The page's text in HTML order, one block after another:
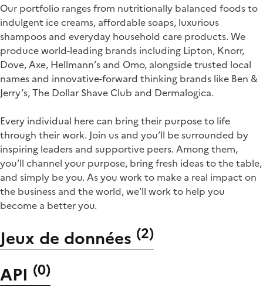
Our portfolio ranges from nutritionally balanced foods to
indulgent ice creams, affordable soaps, luxurious
shampoos and everyday household care products. We
produce world-leading brands including Lipton, Knorr,
Dove, Axe, Hellmann’s and Omo, alongside trusted local
names and innovative-forward thinking brands like Ben &
Jerry’s, The Dollar Shave Club and Dermalogica.
Every individual here can bring their purpose to life
through their work. Join us and you’ll be surrounded by
inspiring leaders and supportive peers. Among them,
you’ll channel your purpose, bring fresh ideas to the table,
and simply be you. As you work to make a real impact on
the business and the world, we’ll work to help you
become a better you.
Jeux de données (2)
API (0)